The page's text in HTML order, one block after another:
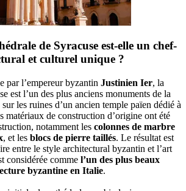
de Syracuse est-elle un chef-
et culturel unique ?
par l’empereur byzantin Justinien Ier, la
est l’un des plus anciens monuments de la
les ruines d’un ancien temple païen dédié à
matériaux de construction d’origine ont été
notamment les colonnes de marbre
, et les blocs de pierre taillés. Le résultat est
entre le style architectural byzantin et l’art
considérée comme l’un des plus beaux
byzantine en Italie.